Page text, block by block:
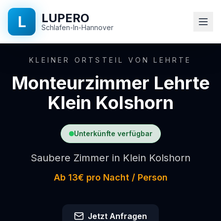
L LUPERO
Schlafen-In-Hannover
Startseite
Ausstattung
KLEINER ORTSTEIL VON LEHRTE
Monteurzimmer Lehrte
Klein Kolshorn
Unterkünfte verfügbar
Saubere Zimmer in Klein Kolshorn
Ab 13€ pro Nacht / Person
Jetzt Anfragen